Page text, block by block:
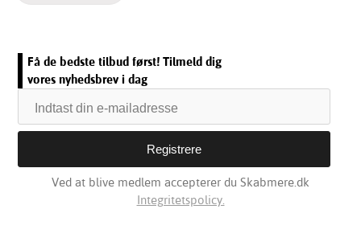
Få de bedste tilbud først! Tilmeld dig
vores nyhedsbrev i dag
Ved at blive medlem accepterer du Skabmere.dk
Integritetspolicy.